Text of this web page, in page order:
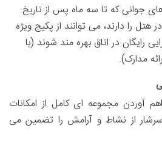
جوانی که تا سه ماه پس از تاریخ
را دارند، می توانند از پکیج ویژه
رایگان در اتاق بهره مند شوند (با
مدارک).
آوردن مجموعه ای کامل از امکانات
از نشاط و آرامش را تضمین می